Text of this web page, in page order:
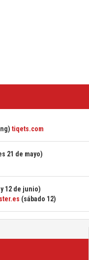
tiqets.com
21 de mayo)
12 de junio)
(sábado 12)